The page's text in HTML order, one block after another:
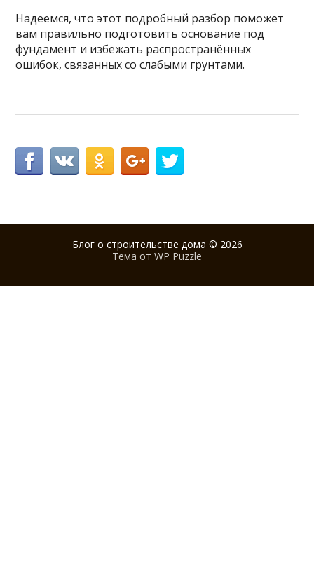
Надеемся, что этот подробный разбор поможет
вам правильно подготовить основание под
фундамент и избежать распространённых
ошибок, связанных со слабыми грунтами.
Блог о строительстве дома © 2026
Тема от WP Puzzle